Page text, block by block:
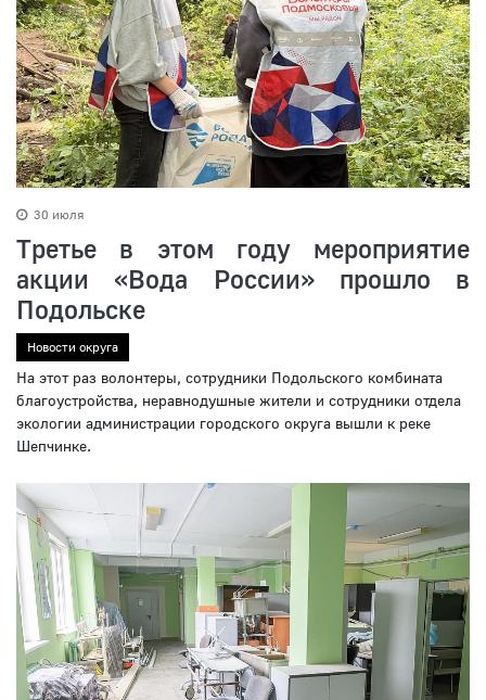
30 июля
Третье в этом году мероприятие
акции «Вода России» прошло в
Подольске
Новости округа
На этот раз волонтеры, сотрудники Подольского комбината
благоустройства, неравнодушные жители и сотрудники отдела
экологии администрации городского округа вышли к реке
Шепчинке.